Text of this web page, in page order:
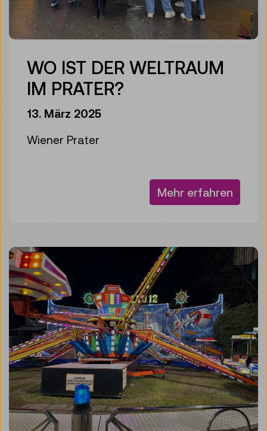
WO IST DER WELTRAUM
IM PRATER?
13. März 2025
Wiener Prater
Mehr erfahren